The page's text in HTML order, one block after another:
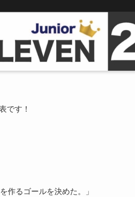
です！
を作るゴールを決めた。」